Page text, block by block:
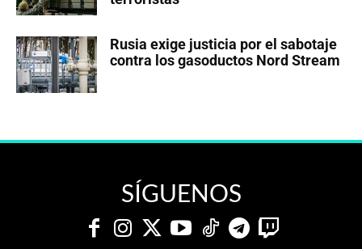
Rusia exige justicia por el sabotaje
contra los gasoductos Nord Stream
SÍGUENOS